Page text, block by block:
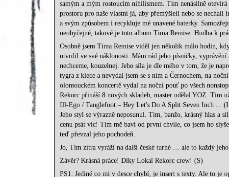
samým a mým rostoucím nihilismem. Tim nenásilně otevírá
prostoru pro naše vlastní já, aby přemýšleli nebo se nechali
a svým způsobem i recykluje mé unavené baterky.
neobyčejné, takové je toto album Tima Remise. Hudba k
Osobně jsem Tima Remise viděl jen několik málo hodin,
utvrdil ve své náklonosti. Mám rád jeho písničky,
nechceme, kouzelnej. Jeho síla je dle mého v tom, že je
tygra z klece a nevydal jsem se s ním a Černochem, na
olomouckém koncertě vydal na noční pouť po všech
Rekorc přináší 8 nových skladeb, master udělal YOZ. Tim
Ill-Ego / Tanglefoot ‎– Hey Let's Do A Split Seven Inch ... (I
Jeho styl se výrazně neposunul. Tim, banžo, krásný hlas a
cenu psát víc! Tim mě baví od první chvíle, co jsem ho
teď převzal jeho pochodeň.
Jo, Tim zítra vyráží na další české turné … ale to každý
Závěr? Krásná práce! Díky Lokal Rekorc crew! (S)
PS1: Jediné co mi v desce chybí, je insert s texty. Ale to je